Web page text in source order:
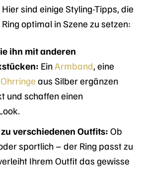
sind einige Styling-Tipps, die
optimal in Szene zu setzen:
ihn mit anderen
Ein Armband , eine
Ohrringe aus Silber ergänzen
und schaffen einen
verschiedenen Outfits: Ob
sportlich – der Ring passt zu
Ihrem Outfit das gewisse